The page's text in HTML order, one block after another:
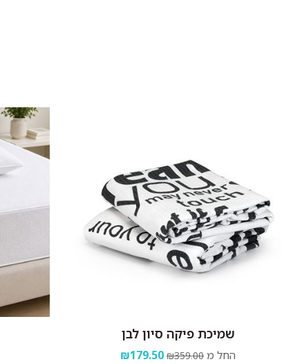
שמיכת פיקה סיון לבן
החל מ ₪359.00
₪179.50